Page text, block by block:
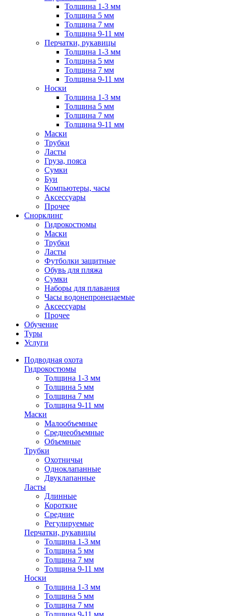
Толщина 1-3 мм
Толщина 5 мм
Толщина 7 мм
Толщина 9-11 мм
Перчатки, рукавицы
Толщина 1-3 мм
Толщина 5 мм
Толщина 7 мм
Толщина 9-11 мм
Носки
Толщина 1-3 мм
Толщина 5 мм
Толщина 7 мм
Толщина 9-11 мм
Маски
Трубки
Ласты
Груза, пояса
Сумки
Буи
Компьютеры, часы
Аксессуары
Прочее
Снорклинг
Гидрокостюмы
Маски
Трубки
Ласты
Футболки защитные
Обувь для пляжа
Сумки
Наборы для плавания
Часы водонепронецаемые
Аксессуары
Прочее
Обучение
Туры
Услуги
Подводная охота
Гидрокостюмы
Толщина 1-3 мм
Толщина 5 мм
Толщина 7 мм
Толщина 9-11 мм
Маски
Малообъемные
Среднеобъемные
Объемные
Трубки
Охотничьи
Одноклапанные
Двуклапанные
Ласты
Длинные
Короткие
Средние
Регулируемые
Перчатки, рукавицы
Толщина 1-3 мм
Толщина 5 мм
Толщина 7 мм
Толщина 9-11 мм
Носки
Толщина 1-3 мм
Толщина 5 мм
Толщина 7 мм
Толщина 9-11 мм